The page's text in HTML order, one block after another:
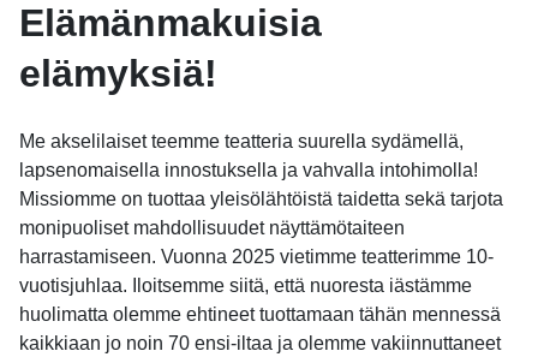
Elämänmakuisia
elämyksiä!
Me akselilaiset teemme teatteria suurella sydämellä,
lapsenomaisella innostuksella ja vahvalla intohimolla!
Missiomme on tuottaa yleisölähtöistä taidetta sekä tarjota
monipuoliset mahdollisuudet näyttämötaiteen
harrastamiseen. Vuonna 2025 vietimme teatterimme 10-
vuotisjuhlaa. Iloitsemme siitä, että nuoresta iästämme
huolimatta olemme ehtineet tuottamaan tähän mennessä
kaikkiaan jo noin 70 ensi-iltaa ja olemme vakiinnuttaneet